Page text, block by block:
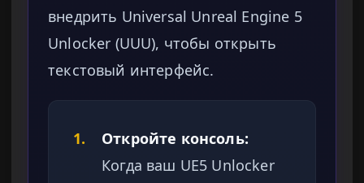
внедрить Universal Unreal Engine 5
Unlocker (UUU), чтобы открыть
текстовый интерфейс.
1.
Откройте консоль:
Когда ваш UE5 Unlocker